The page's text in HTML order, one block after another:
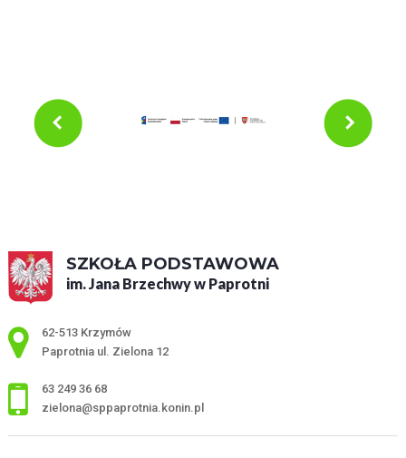
SZKOŁA PODSTAWOWA
im. Jana Brzechwy w Paprotni
Adres pocztowy:
62-513 Krzymów
Paprotnia ul. Zielona 12
63 249 36 68
zielona@sppaprotnia.konin.pl